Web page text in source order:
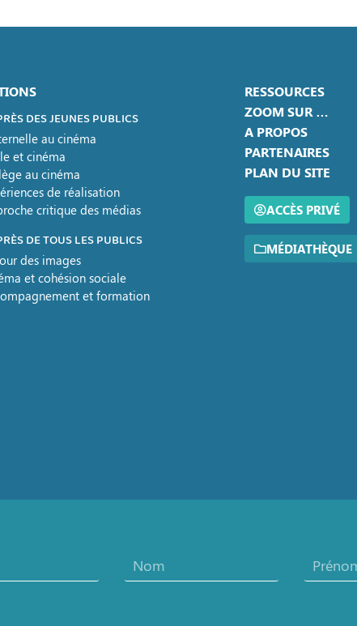
DES JEUNES PUBLICS
au cinéma
et cinéma
au cinéma
de réalisation
critique des médias
DE TOUS LES PUBLICS
des images
et cohésion sociale
et formation
RESSOURCES
ZOOM SUR …
A PROPOS
PARTENAIRES
PLAN DU SITE
ACCÈS PRIVÉ
MÉDIATHÈQUE